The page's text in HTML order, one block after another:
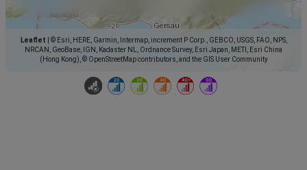
Leaflet
© Esri, HERE, Garmin, Intermap, increment P Corp., GEBCO, USGS, FAO, NPS,
NRCAN, GeoBase, IGN, Kadaster NL, Ordnance Survey, Esri Japan, METI, Esri China
(Hong Kong), © OpenStreetMap contributors, and the GIS User Community